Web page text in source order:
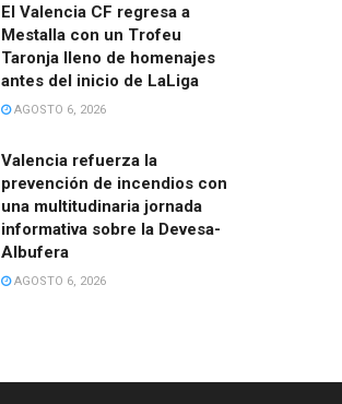
El Valencia CF regresa a
Mestalla con un Trofeu
Taronja lleno de homenajes
antes del inicio de LaLiga
AGOSTO 6, 2026
Valencia refuerza la
prevención de incendios con
una multitudinaria jornada
informativa sobre la Devesa-
Albufera
AGOSTO 6, 2026